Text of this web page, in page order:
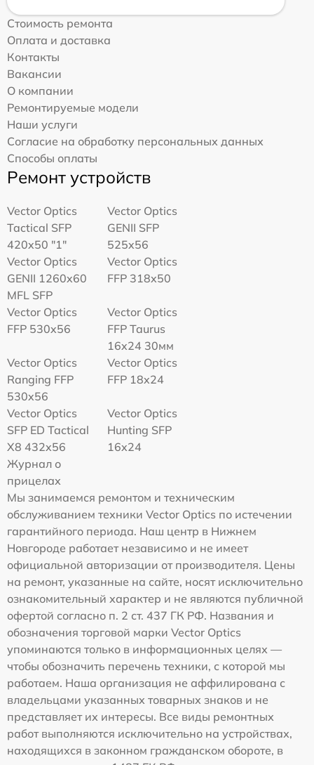
Стоимость ремонта
Оплата и доставка
Контакты
Вакансии
О компании
Ремонтируемые модели
Наши услуги
Согласие на обработку персональных данных
Способы оплаты
Ремонт устройств
Vector Optics
Tactical SFP
420x50 "1"
Vector Optics
GENII SFP
525x56
Vector Optics
GENII 1260x60
MFL SFP
Vector Optics
FFP 318x50
Vector Optics
FFP 530x56
Vector Optics
FFP Taurus
16x24 30мм
Vector Optics
Ranging FFP
530x56
Vector Optics
FFP 18x24
Vector Optics
SFP ED Tactical
X8 432x56
Vector Optics
Hunting SFP
16x24
Журнал о
прицелах
Мы занимаемся ремонтом и техническим
обслуживанием техники Vector Optics по истечении
гарантийного периода. Наш центр в Нижнем
Новгороде работает независимо и не имеет
официальной авторизации от производителя. Цены
на ремонт, указанные на сайте, носят исключительно
ознакомительный характер и не являются публичной
офертой согласно п. 2 ст. 437 ГК РФ. Названия и
обозначения торговой марки Vector Optics
упоминаются только в информационных целях —
чтобы обозначить перечень техники, с которой мы
работаем. Наша организация не аффилирована с
владельцами указанных товарных знаков и не
представляет их интересы. Все виды ремонтных
работ выполняются исключительно на устройствах,
находящихся в законном гражданском обороте, в